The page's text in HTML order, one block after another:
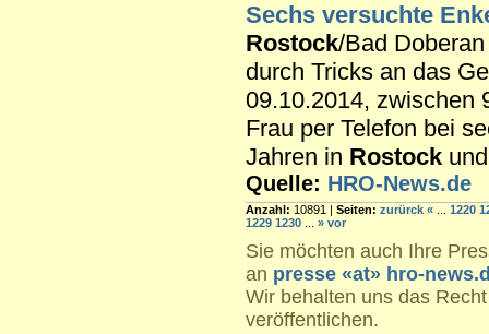
Sechs versuchte
Rostock/Bad
durch Tricks an das
09.10.2014, zwischen
Frau per Telefon bei
Jahren in Rostock
Quelle: HRO-News.de
Anzahl: 10891 | Seiten: zurürck « 1220
1229 1230 » vor
Sie möchten auch Ihre
an presse «at» hro-
Wir behalten uns das
veröffentlichen.